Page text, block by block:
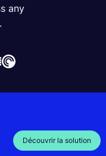
any
Découvrir la solution